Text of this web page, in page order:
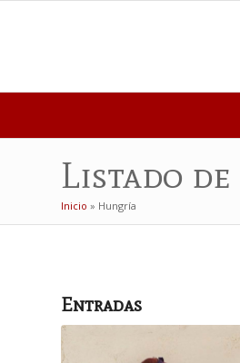
Listado
Inicio » Hungría
Entradas